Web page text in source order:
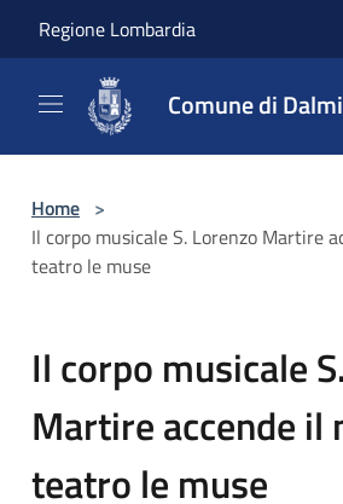
Regione Lombardia
Comune di
Home >
Il corpo musicale S. Lorenzo Martire
teatro le muse
Il corpo musicale
Martire accende il
teatro le muse